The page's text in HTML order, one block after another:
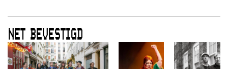
NET BEVESTIGD